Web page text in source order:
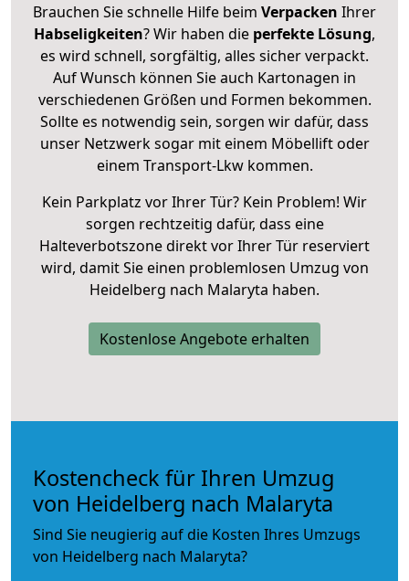
Brauchen Sie schnelle Hilfe beim Verpacken Ihrer
Habseligkeiten? Wir haben die perfekte Lösung,
es wird schnell, sorgfältig, alles sicher verpackt.
Auf Wunsch können Sie auch Kartonagen in
verschiedenen Größen und Formen bekommen.
Sollte es notwendig sein, sorgen wir dafür, dass
unser Netzwerk sogar mit einem Möbellift oder
einem Transport-Lkw kommen.
Kein Parkplatz vor Ihrer Tür? Kein Problem! Wir
sorgen rechtzeitig dafür, dass eine
Halteverbotszone direkt vor Ihrer Tür reserviert
wird, damit Sie einen problemlosen Umzug von
Heidelberg nach Malaryta haben.
Kostenlose Angebote erhalten
Kostencheck für Ihren Umzug
von Heidelberg nach Malaryta
Sind Sie neugierig auf die Kosten Ihres Umzugs
von Heidelberg nach Malaryta?